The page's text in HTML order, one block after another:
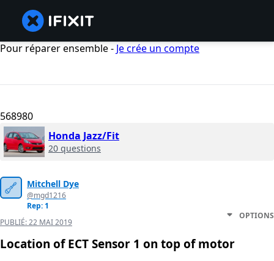
Pour réparer ensemble - Je crée un compte
568980
Honda Jazz/Fit
20 questions
Mitchell Dye
@mgd1216
Rep: 1
PUBLIÉ:22 MAI 2019
OPTIONS
Location of ECT Sensor 1 on top of motor